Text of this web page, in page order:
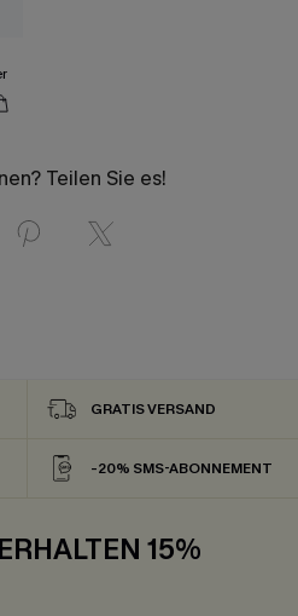
Teilen Sie es!
GRATIS VERSAND
-20% SMS-ABONNEMENT
15%